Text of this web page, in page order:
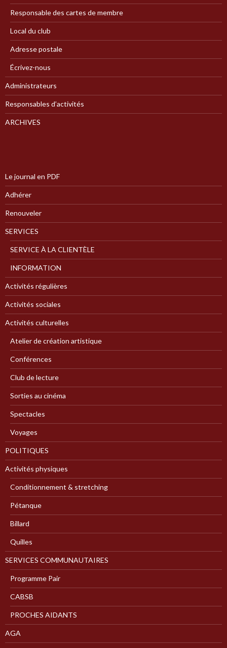
Responsable des cartes de membre
Local du club
Adresse postale
Écrivez-nous
Administrateurs
Responsables d’activités
ARCHIVES
Le journal en PDF
Adhérer
Renouveler
SERVICES
SERVICE À LA CLIENTÈLE
INFORMATION
Activités régulières
Activités sociales
Activités culturelles
Atelier de création artistique
Conférences
Club de lecture
Sorties au cinéma
Spectacles
Voyages
POLITIQUES
Activités physiques
Conditionnement & stretching
Pétanque
Billard
Quilles
SERVICES COMMUNAUTAIRES
Programme Pair
CABSB
PROCHES AIDANTS
AGA